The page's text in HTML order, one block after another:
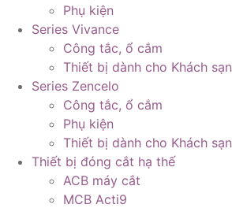
Phụ kiện
Series Vivance
Công tắc, ổ cắm
Thiết bị dành cho Khách sạn
Series Zencelo
Công tắc, ổ cắm
Phụ kiện
Thiết bị dành cho Khách sạn
Thiết bị đóng cắt hạ thế
ACB máy cắt
MCB Acti9